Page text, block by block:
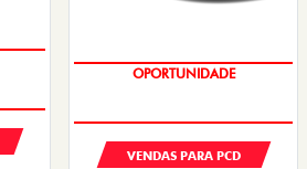
OPORTUNIDADE
VENDAS PARA PCD